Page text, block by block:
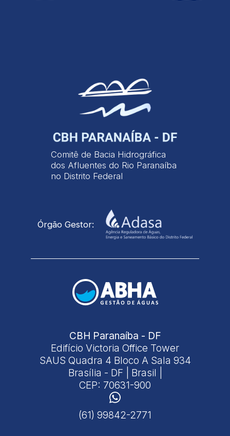
Comitê de Bacia Hidrográfica
dos Afluentes do Rio Paranaíba
no Distrito Federal
Órgão Gestor:
CBH Paranaíba - DF
Edifício Victoria Office Tower
SAUS Quadra 4 Bloco A Sala 934
Brasília - DF | Brasil |
CEP: 70631-900
(61) 99842-2771